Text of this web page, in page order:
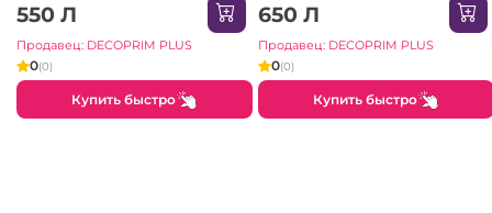
550 Л
Продавец: DECOPRIM PLUS
0(0)
Купить быстро
650 Л
Продавец: DECOPRIM PLUS
0(0)
Купить быстро